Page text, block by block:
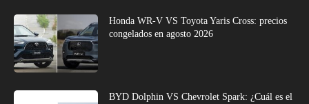
Honda WR-V VS Toyota Yaris Cross: precios
congelados en agosto 2026
BYD Dolphin VS Chevrolet Spark: ¿Cuál es el